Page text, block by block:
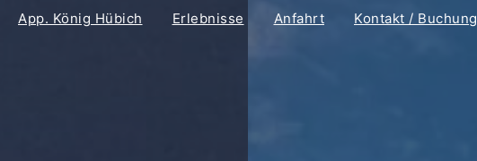
App. König Hübich Erlebnisse Anfahrt Kontakt / Buchung